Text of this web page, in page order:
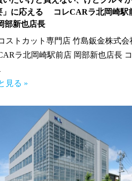
」に応える コレCARラ北岡崎駅
部新也店長
ストカット専門店 竹島鈑金株式会
ラ北岡崎駅前店 岡部新也店長 コ
見る »